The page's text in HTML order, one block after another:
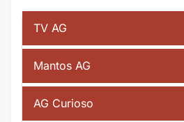
TV AG
Mantos AG
AG Curioso